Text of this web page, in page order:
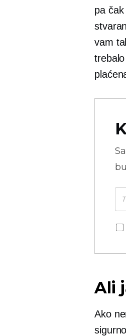
pa
vam
Ali
Ako